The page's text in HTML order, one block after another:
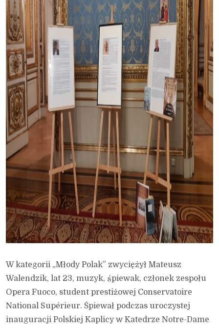
W kategorii „Młody Polak” zwyciężył Mateusz
Walendzik, lat 23, muzyk, śpiewak, członek zespołu
Opera Fuoco, student prestiżowej Conservatoire
National Supérieur. Śpiewał podczas uroczystej
inauguracji Polskiej Kaplicy w Katedrze Notre-Dame